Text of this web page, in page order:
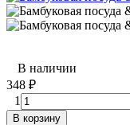
В наличии
348 ₽
1
В корзину